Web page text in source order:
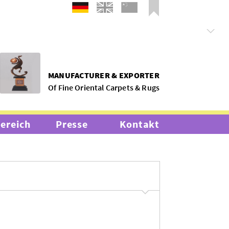
MANUFACTURER & EXPORTER
Of Fine Oriental Carpets & Rugs
Presse Kontakt